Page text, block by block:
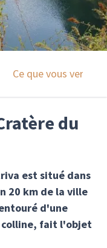
Ce que vous verrez
du
est situé dans
20 km de la ville
d'une
colline, fait l'objet